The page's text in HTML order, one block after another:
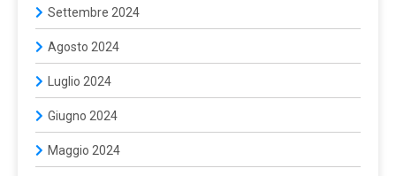
Settembre 2024
Agosto 2024
Luglio 2024
Giugno 2024
Maggio 2024